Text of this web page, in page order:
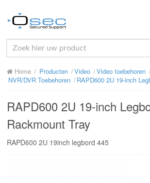
HOME
OVER ONS
Home Producten Video
Video toebehoren
NVR/DVR Toebehoren
RAPD600 2U 19-inch
RAPD600 2U 19-inch
Rackmount Tray
RAPD600 2U 19inch legbord 445